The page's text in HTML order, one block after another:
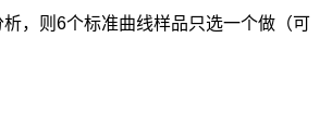
，则6个标准曲线样品只选一个做（可